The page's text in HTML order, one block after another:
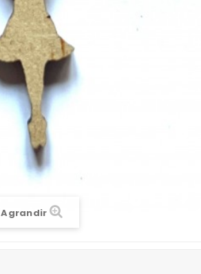
Agrandir